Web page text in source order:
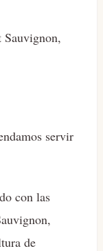
servir
con las
de